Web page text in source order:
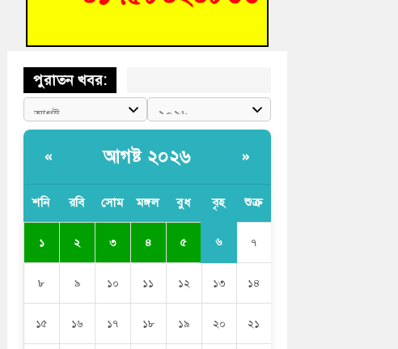
বুড়িচংয়ে জুলাই গণঅভ্যুত্থান দিবস উদযাপন উপলক্ষে
পুরাতন খবর:
« আগষ্ট ২০২৬ »
শনি রবি সোম মঙ্গল বুধ বৃহ শুক্র
১ ২ ৩ ৪ ৫ ৬ ৭
৮ ৯ ১০ ১১ ১২ ১৩ ১৪
১৫ ১৬ ১৭ ১৮ ১৯ ২০ ২১